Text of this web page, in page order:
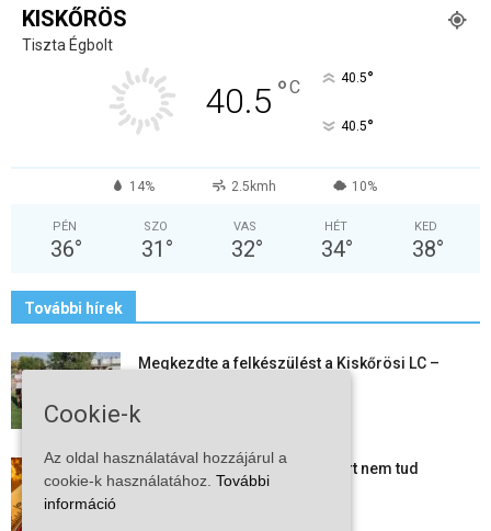
KISKŐRÖS
Tiszta Égbolt
40.5 °C 40.5°
40.5°
14% 2.5kmh 10%
PÉN
36°
SZO
31 °
VAS
32°
HÉT
34°
KED
38°
További hírek
Megkezdte a felkészülést a Kiskőrösi LC –
2026-08-06
Mi történik Európa felett? Ezért nem tud
szabadulni a kontinens a...
Cookie-k
Az oldal használatával hozzájárul a
cookie-k használatához. További
információ